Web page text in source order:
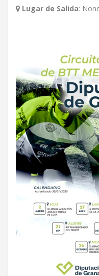
Lugar de Salida: